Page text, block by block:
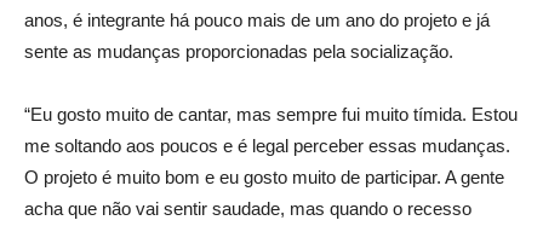
anos, é integrante há pouco mais de um ano do projeto e já
sente as mudanças proporcionadas pela socialização.
“Eu gosto muito de cantar, mas sempre fui muito tímida. Estou
me soltando aos poucos e é legal perceber essas mudanças.
O projeto é muito bom e eu gosto muito de participar. A gente
acha que não vai sentir saudade, mas quando o recesso